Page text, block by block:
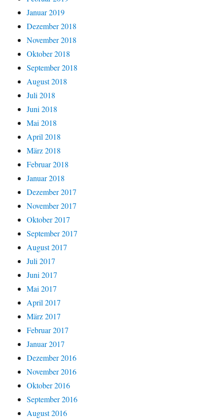
Januar 2019
Dezember 2018
November 2018
Oktober 2018
September 2018
August 2018
Juli 2018
Juni 2018
Mai 2018
April 2018
März 2018
Februar 2018
Januar 2018
Dezember 2017
November 2017
Oktober 2017
September 2017
August 2017
Juli 2017
Juni 2017
Mai 2017
April 2017
März 2017
Februar 2017
Januar 2017
Dezember 2016
November 2016
Oktober 2016
September 2016
August 2016